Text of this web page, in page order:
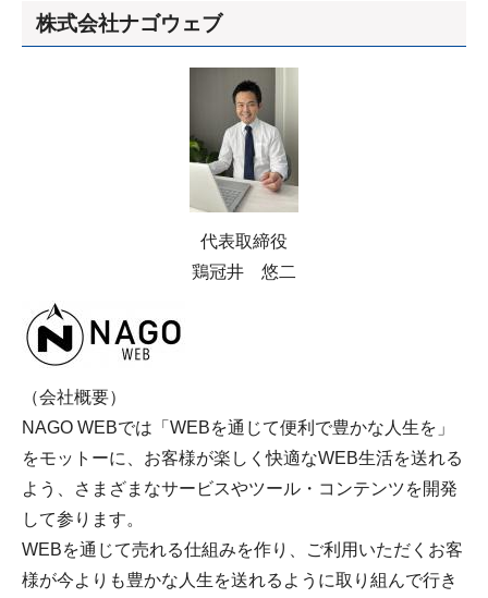
株式会社ナゴウェブ
代表取締役
鶏冠井 悠二
（会社概要）
NAGO WEBでは「WEBを通じて便利で豊かな人生を」
をモットーに、お客様が楽しく快適なWEB生活を送れる
よう、さまざまなサービスやツール・コンテンツを開発
して参ります。
WEBを通じて売れる仕組みを作り、ご利用いただくお客
様が今よりも豊かな人生を送れるように取り組んで行き